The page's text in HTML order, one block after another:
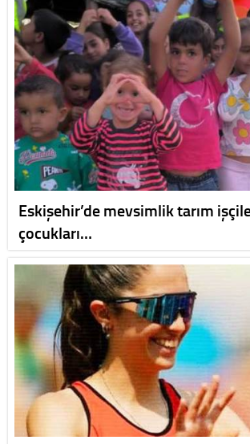
Eskişehir’de mevsimlik tarım
çocukları…